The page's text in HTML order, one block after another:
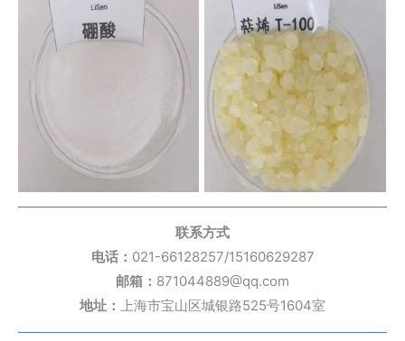
联系方式
电话： 021-66128257/15160629287
邮箱： 871044889@qq.com
地址： 上海市宝山区城银路525号1604室